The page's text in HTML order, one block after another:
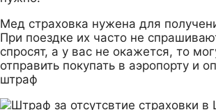
Мед страховка нужена для
При поездке их часто не
спросят, а у вас не окажется, то
отправить покупать в аэропорту и
штраф